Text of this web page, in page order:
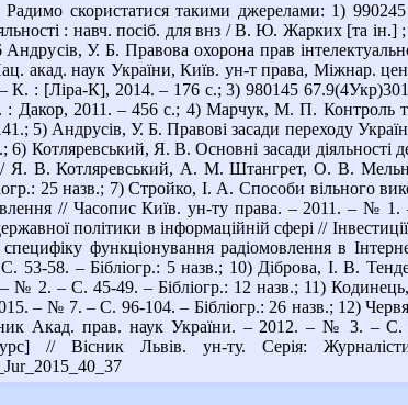
скористатися такими джерелами: 1)
: навч. посіб. для внз / В. Ю. Жарких [та
У. Б. Правова охорона прав
акад. наук України, Київ. ун-т права, Міжнар.
: [Ліра-К], 2014. – 176 с.; 3) 980145
2011. – 456 с.; 4) Марчук, М. П. Контроль та
5) Андрусів, У. Б. Правові засади переходу
6) Котляревський, Я. В. Основні засади діяльності
/ Я. В. Котляревський, А. М. Штангрет, О. В.
25 назв.; 7) Стройко, І. А. Способи вільного
// Часопис Київ. ун-ту права. – 2011. – №
політики в інформаційній сфері //
функціонування радіомовлення в
58. – Бібліогр.: 5 назв.; 10) Діброва, І. В.
– № 2. – С. 45-49. – Бібліогр.: 12 назв.; 11)
– № 7. – С. 96-104. – Бібліогр.: 26 назв.; 12)
Акад. прав. наук України. – 2012. – № 3. – С.
// Вісник Львів. ун-ту. Серія: